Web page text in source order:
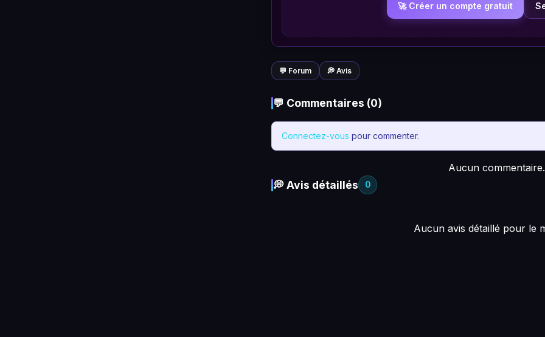
🚀 Créer un compte gratuit
💬 Forum 💭 Avis
💬 Commentaires (0)
Connectez-vous pour commenter.
Aucun commentaire.
💭 Avis détaillés 0
Aucun avis détaillé pour le